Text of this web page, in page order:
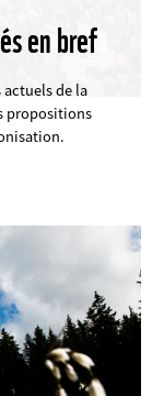
en bref
de la
propositions